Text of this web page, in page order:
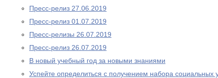
Пресс-релиз 27.06.2019
Пресс-релиз 01.07.2019
Пресс-релизы 26.07.2019
Пресс-релиз 26.07.2019
В новый учебный год за новыми знаниями
Успейте определиться с получением набора социальных